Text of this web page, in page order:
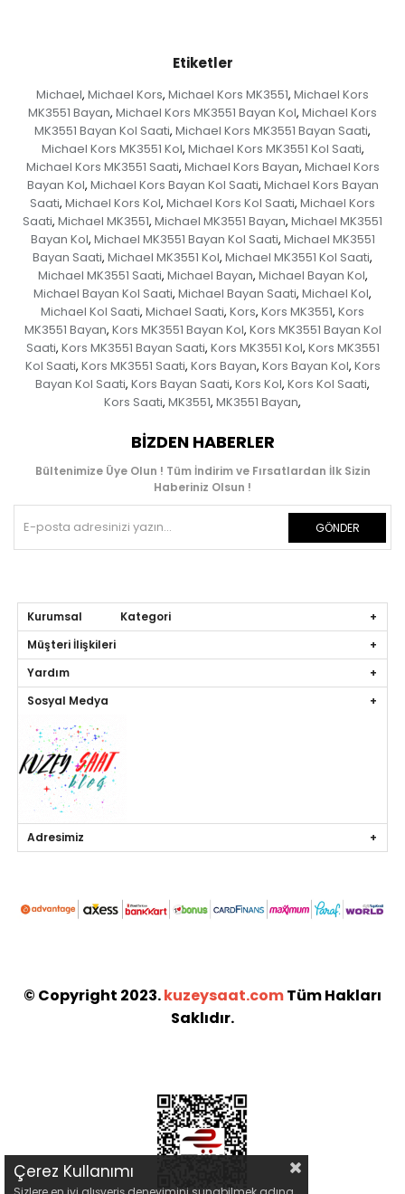
Etiketler
Michael, Michael Kors, Michael Kors MK3551, Michael Kors
MK3551 Bayan, Michael Kors MK3551 Bayan Kol, Michael Kors
MK3551 Bayan Kol Saati, Michael Kors MK3551 Bayan Saati,
Michael Kors MK3551 Kol, Michael Kors MK3551 Kol Saati,
Michael Kors MK3551 Saati, Michael Kors Bayan, Michael Kors
Bayan Kol, Michael Kors Bayan Kol Saati, Michael Kors Bayan
Saati, Michael Kors Kol, Michael Kors Kol Saati, Michael Kors
Saati, Michael MK3551, Michael MK3551 Bayan, Michael MK3551
Bayan Kol, Michael MK3551 Bayan Kol Saati, Michael MK3551
Bayan Saati, Michael MK3551 Kol, Michael MK3551 Kol Saati,
Michael MK3551 Saati, Michael Bayan, Michael Bayan Kol,
Michael Bayan Kol Saati, Michael Bayan Saati, Michael Kol,
Michael Kol Saati, Michael Saati, Kors, Kors MK3551, Kors
MK3551 Bayan, Kors MK3551 Bayan Kol, Kors MK3551 Bayan Kol
Saati, Kors MK3551 Bayan Saati, Kors MK3551 Kol, Kors MK3551
Kol Saati, Kors MK3551 Saati, Kors Bayan, Kors Bayan Kol, Kors
Bayan Kol Saati, Kors Bayan Saati, Kors Kol, Kors Kol Saati,
Kors Saati, MK3551, MK3551 Bayan,
BIZDEN HABERLER
Bültenimize Üye Olun ! Tüm İndirim ve Fırsatlardan İlk Sizin
Haberiniz Olsun !
GÖNDER
Kurumsal Kategori
Müşteri İlişkileri
Yardım
Sosyal Medya
Adresimiz
© Copyright 2023.kuzeysaat.comTüm Hakları
Saklıdır.
Çerez Kullanımı